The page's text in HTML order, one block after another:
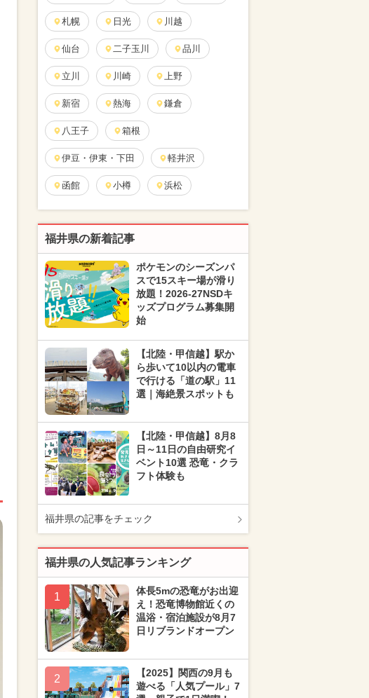
札幌 日光 川越
仙台 二子玉川 品川
立川 川崎 上野
新宿 熱海 鎌倉
八王子 箱根
伊豆・伊東・下田 軽井沢
函館 小樽 浜松
福井県の新着記事
ポケモンのシーズンパ
スで15スキー場が滑り
放題！2026-27NSDキ
ッズプログラム募集開
始
【北陸・甲信越】駅か
ら歩いて10以内の電車
で行ける「道の駅」11
選｜海絶景スポットも
【北陸・甲信越】8月8
日～11日の自由研究イ
ベント10選 恐竜・クラ
フト体験も
福井県の記事をチェック
福井県の人気記事ランキング
1
体長5mの恐竜がお出迎
え！恐竜博物館近くの
温浴・宿泊施設が8月7
日リブランドオープン
2
【2025】関西の9月も
遊べる「人気プール」7